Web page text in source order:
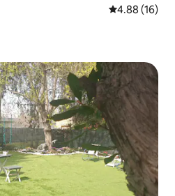
औसत रेटिंग 5 में
4.88 (16)